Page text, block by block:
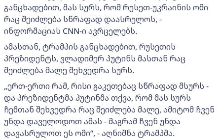
განცხადებით, მას სურს, რომ რუსეთ-უკრაინის ომი
რაც შეიძლება სწრაფად დაასრულოს, -
ინფორმაციას CNN-ი ავრცელებს.
ამასთან, ტრამპის განცხადებით, რუსეთის
პრეზიდენტს, ვლადიმერ პუტინს მასთან რაც
შეიძლება მალე შეხვედრა სურს.
„ერთ-ერთი რამ, რისი გაკეთებაც სწრაფად მსურს -
და პრეზიდენტმა პუტინმა თქვა, რომ მას სურს
ჩემთან შეხვედრა რაც შეიძლება მალე, ამიტომ ჩვენ
უნდა დაველოდოთ ამას - მაგრამ ჩვენ უნდა
დავასრულოთ ეს ომი“, - აღნიშნა ტრამპმა.